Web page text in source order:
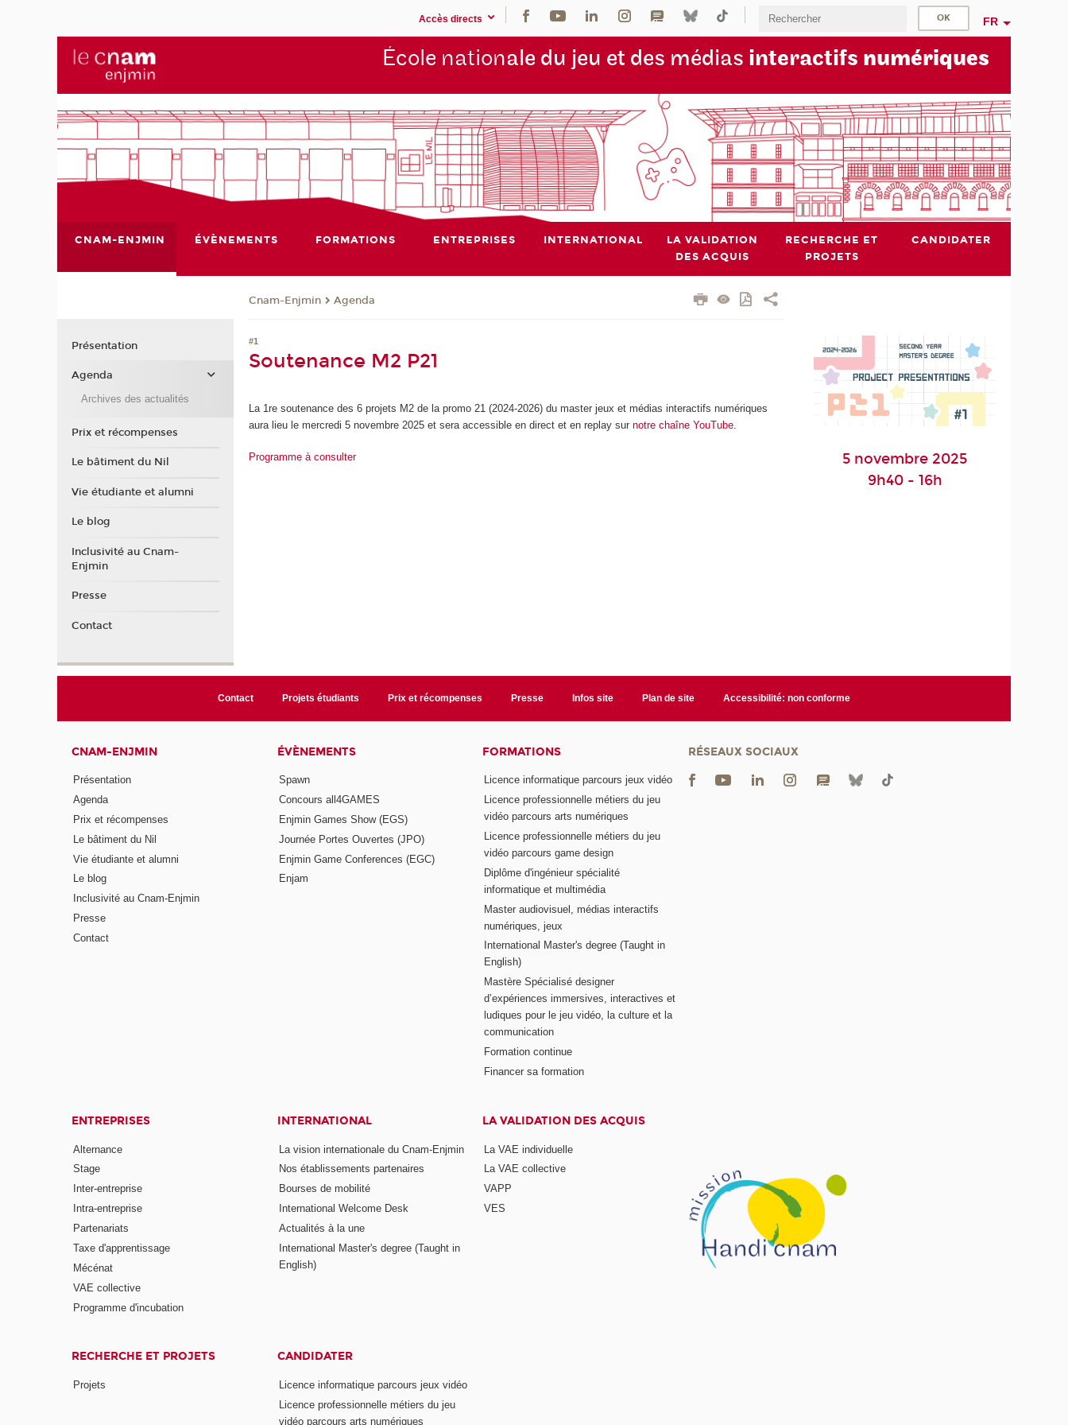
Accès directs FR
École nationale du jeu et des médias interactifs numériques
CNAM-ENJMIN ÉVÈNEMENTS FORMATIONS ENTREPRISES INTERNATIONAL
LA VALIDATION
DES ACQUIS
RECHERCHE ET
PROJETS
CANDIDATER
Cnam-Enjmin Agenda
#1
Soutenance M2 P21
La 1re soutenance des 6 projets M2 de la promo 21 (2024-2026) du master jeux et médias interactifs numériques
aura lieu le mercredi 5 novembre 2025 et sera accessible en direct et en replay surnotre chaîne YouTube
Programme à consulter
5 novembre 2025
9h40 - 16h
Présentation
Agenda
Archives des actualités
Prix et récompenses
Le bâtiment du Nil
Vie étudiante et alumni
Le blog
Inclusivité au Cnam-
Enjmin
Presse
Contact
Contact Projets étudiants Prix et récompenses Presse Infos site Plan de site Accessibilité: non conforme
CNAM-ENJMIN
Présentation
Agenda
Prix et récompenses
Le bâtiment du Nil
Vie étudiante et alumni
Le blog
Inclusivité au Cnam-Enjmin
Presse
Contact
ÉVÈNEMENTS
Spawn
Concours all4GAMES
Enjmin Games Show (EGS)
Journée Portes Ouvertes (JPO)
Enjmin Game Conferences (EGC)
Enjam
FORMATIONS
Licence informatique parcours jeux vidéo
Licence professionnelle métiers du jeu
vidéo parcours arts numériques
Licence professionnelle métiers du jeu
vidéo parcours game design
Diplôme d'ingénieur spécialité
informatique et multimédia
Master audiovisuel, médias interactifs
numériques, jeux
International Master's degree (Taught in
English)
Mastère Spécialisé designer
d’expériences immersives, interactives et
ludiques pour le jeu vidéo, la culture et la
communication
Formation continue
Financer sa formation
ENTREPRISES
Alternance
Stage
Inter-entreprise
Intra-entreprise
Partenariats
Taxe d'apprentissage
Mécénat
VAE collective
Programme d'incubation
INTERNATIONAL
La vision internationale du Cnam-Enjmin
Nos établissements partenaires
Bourses de mobilité
International Welcome Desk
Actualités à la une
International Master's degree (Taught in
English)
LA VALIDATION DES ACQUIS
La VAE individuelle
La VAE collective
VAPP
VES
RECHERCHE ET PROJETS
Projets
CANDIDATER
Licence informatique parcours jeux vidéo
Licence professionnelle métiers du jeu
vidéo parcours arts numériques
RÉSEAUX SOCIAUX